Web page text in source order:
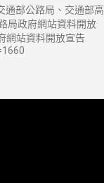
通部公路局、交通部高
局政府網站資料開放
網站資料開放宣告